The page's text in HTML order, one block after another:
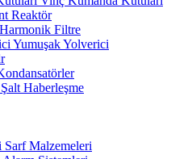
Reaktör
Harmonik Filtre
Yumuşak Yolverici
Şalt Haberleşme
Sarf Malzemeleri